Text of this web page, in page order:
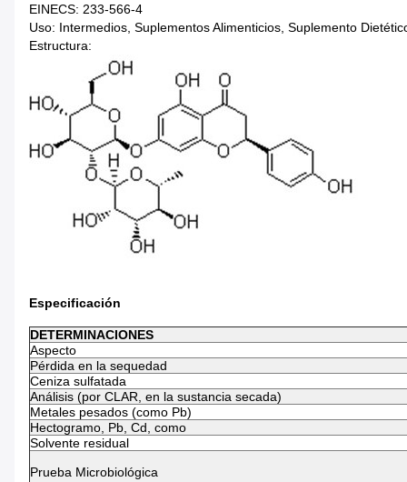
EINECS: 233-566-4
Uso: Intermedios, Suplementos Alimenticios, Suplemento
Estructura:
Especificación
DETERMINACIONES
Aspecto
Pérdida en la sequedad
Ceniza sulfatada
Análisis (por CLAR, en la sustancia secada)
Metales pesados (como Pb)
Hectogramo, Pb, Cd, como
Solvente residual
Prueba Microbiológica